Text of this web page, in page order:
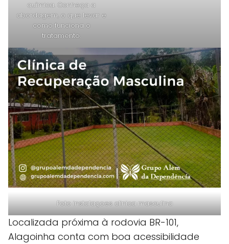
química. Conheça a
abordagem, o que levar e
como funciona o
tratamento.
Foto instalaçoes clinica masculina
Localizada próxima à rodovia BR-101,
Alagoinha conta com boa acessibilidade